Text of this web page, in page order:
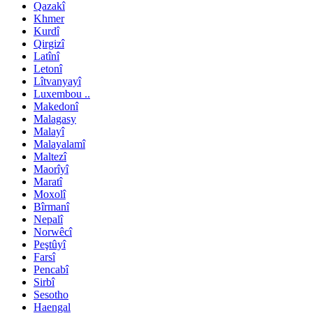
Qazakî
Khmer
Kurdî
Qirgizî
Latînî
Letonî
Lîtvanyayî
Luxembou ..
Makedonî
Malagasy
Malayî
Malayalamî
Maltezî
Maorîyî
Maratî
Moxolî
Bîrmanî
Nepalî
Norwêcî
Peştûyî
Farsî
Pencabî
Sirbî
Sesotho
Haengal